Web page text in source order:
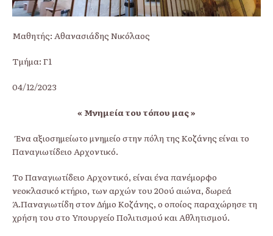
Μαθητής: Αθανασιάδης Νικόλαος
Τμήμα: Γ1
04/12/2023
« Μνημεία του τόπου μας »
Ένα αξιοσημείωτο μνημείο στην πόλη της Κοζάνης είναι το
Παναγιωτίδειο Αρχοντικό.
Το Παναγιωτίδειο Αρχοντικό, είναι ένα πανέμορφο
νεοκλασικό κτήριο, των αρχών του 20ού αιώνα, δωρεά
Ά.Παναγιωτίδη στον Δήμο Κοζάνης, ο οποίος παραχώρησε τη
χρήση του στο Υπουργείο Πολιτισμού και Αθλητισμού.